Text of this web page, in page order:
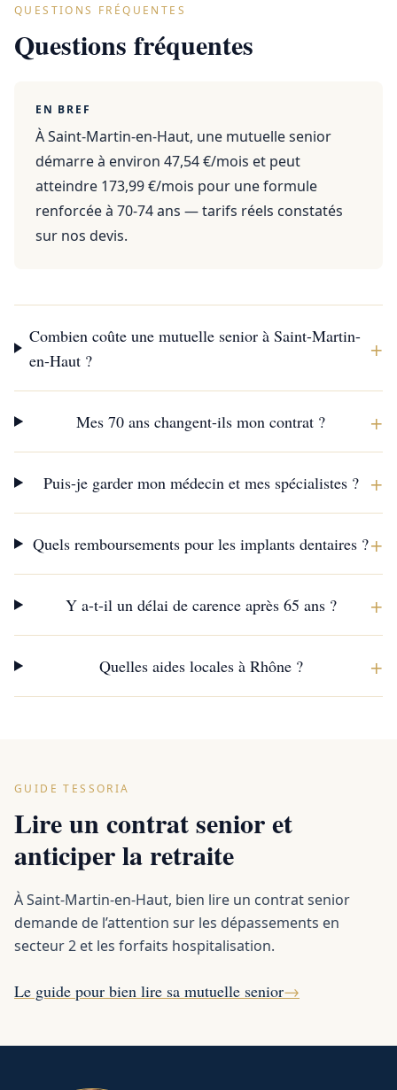
QUESTIONS FRÉQUENTES
Questions fréquentes
EN BREF
À Saint-Martin-en-Haut, une mutuelle senior
démarre à environ 47,54 €/mois et peut
atteindre 173,99 €/mois pour une formule
renforcée à 70-74 ans — tarifs réels constatés
sur nos devis.
Combien coûte une mutuelle senior à Saint-Martin-
en-Haut ?
+
Mes 70 ans changent-ils mon contrat ? +
Puis-je garder mon médecin et mes spécialistes ? +
Quels remboursements pour les implants dentaires ?+
Y a-t-il un délai de carence après 65 ans ? +
Quelles aides locales à Rhône ? +
GUIDE TESSORIA
Lire un contrat senior et
anticiper la retraite
À Saint-Martin-en-Haut, bien lire un contrat senior
demande de l’attention sur les dépassements en
secteur 2 et les forfaits hospitalisation.
Le guide pour bien lire sa mutuelle senior→